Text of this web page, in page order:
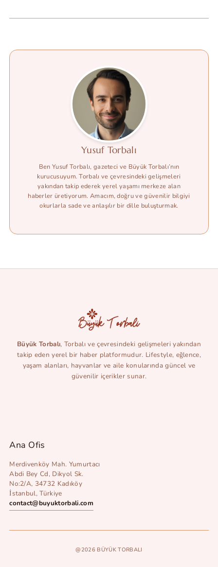
Yusuf Torbalı
Ben Yusuf Torbalı, gazeteci ve Büyük Torbalı’nın
kurucusuyum. Torbalı ve çevresindeki gelişmeleri
yakından takip ederek yerel yaşamı merkeze alan
haberler üretiyorum. Amacım, doğru ve güvenilir bilgiyi
okurlarla sade ve anlaşılır bir dille buluşturmak.
Büyük Torbalı, Torbalı ve çevresindeki gelişmeleri yakından
takip eden yerel bir haber platformudur. Lifestyle, eğlence,
yaşam alanları, hayvanlar ve aile konularında güncel ve
güvenilir içerikler sunar.
Ana Ofis
Merdivenköy Mah. Yumurtacı
Abdi Bey Cd, Dikyol Sk.
No:2/A, 34732 Kadıköy
İstanbul, Türkiye
contact@buyuktorbali.com
@2026 BÜYÜK TORBALI